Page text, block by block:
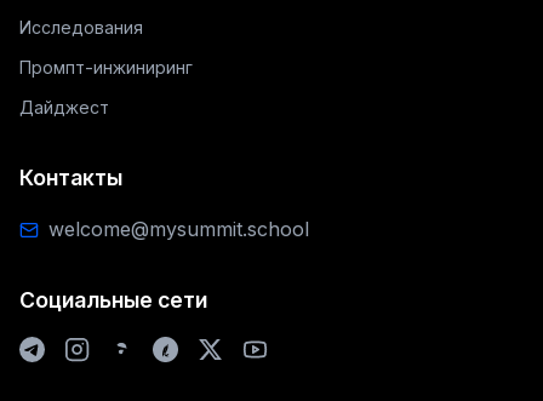
Исследования
Промпт-инжиниринг
Дайджест
Контакты
welcome@mysummit.school
Социальные сети